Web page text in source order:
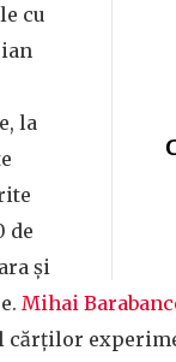
cu
la
de
și
Mihai
cărților